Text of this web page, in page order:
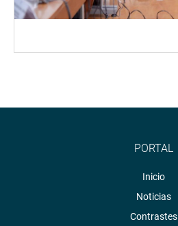
PORTAL
Inicio
Noticias
Contrastes